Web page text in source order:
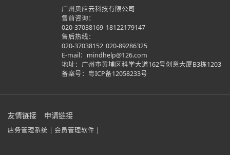
广州贝应云科技有限公司
售前咨询：
020-37038169 18122179147
售后热线：
020-37038152 020-89286325
E-mail：mindhelp@126.com
地址：广州市黄埔区科学大道162号创意大厦B3栋1203
备案号： 粤ICP备12058233号
友情链接 申请链接
店务管理系统 | 会员管理软件 |